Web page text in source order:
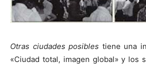
Otras ciudades posibles tiene una
«Ciudad total, imagen global» y los